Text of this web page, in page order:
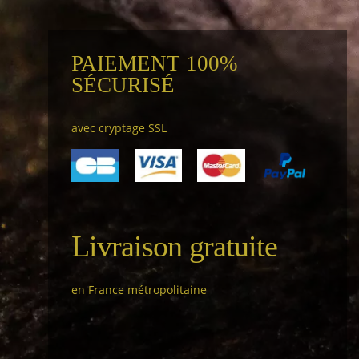
PAIEMENT 100%
SÉCURISÉ
avec cryptage SSL
Livraison gratuite
en France métropolitaine